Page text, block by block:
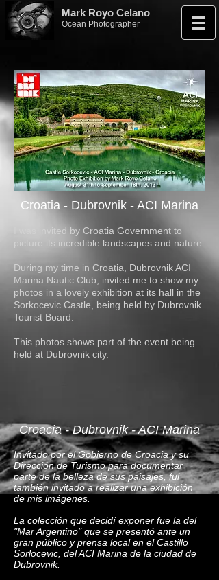
Mark Royo Celano
Ocean Photographer
Croatia - Dubrovnik - ACI Marina
I was invited by Croatia Government to
picture its incredible landscapes and nature.
During my time in Croatia, Dubrovnik ACI
Marina Nautic Club, invited me to show my
photos in a lovely exhibition at its hall in the
Sorkocevic Castle, being held by Dubrovnik
Tourist Board.
This photos shows part of the event being
held at Dubrovnik city.
Croacia - Dubrovnik - ACI Marina
Invitado por el Gobierno de Croacia y su
Dirección de Turismo para documentar
parte de la belleza de sus paisajes, fui
también invitado a realizar una exhibición
de mis imágenes.
La colección que decidí exponer fue la del
"Mar Argentino" que se presentó ante un
gran público y prensa local en el Castillo
Sorlocevic, del ACI Marina de la ciudad de
Dubrovnik.